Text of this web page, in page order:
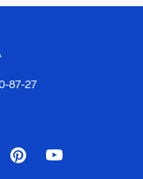
87-27